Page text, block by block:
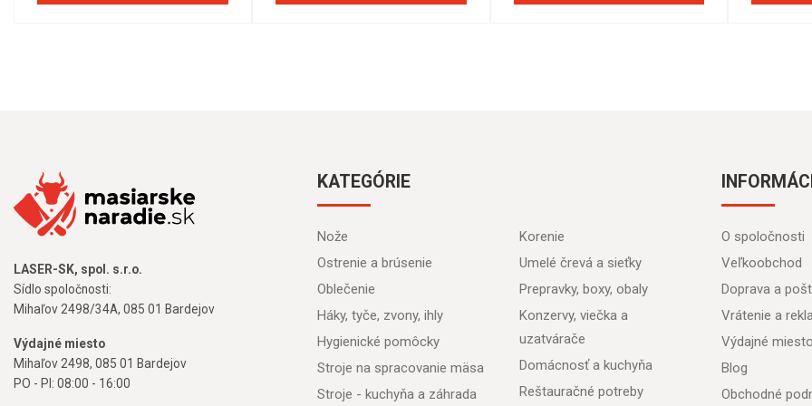
LASER-SK, spol. s.r.o.
Sídlo spoločnosti:
Mihaľov 2498/34A, 085 01 Bardejov
Výdajné miesto
Mihaľov 2498, 085 01 Bardejov
PO - PI: 08:00 - 16:00
KATEGÓRIE
Nože
Ostrenie a brúsenie
Oblečenie
Háky, tyče, zvony, ihly
Hygienické pomôcky
Stroje na spracovanie mäsa
Stroje - kuchyňa a záhrada
Korenie
Umelé črevá a sieťky
Prepravky, boxy, obaly
Konzervy, viečka a
uzatvárače
Domácnosť a kuchyňa
Reštauračné potreby
O spoločnosti
Veľkoobchod
Doprava a
Vrátenie a
Výdajné miesto
Blog
Obchodné